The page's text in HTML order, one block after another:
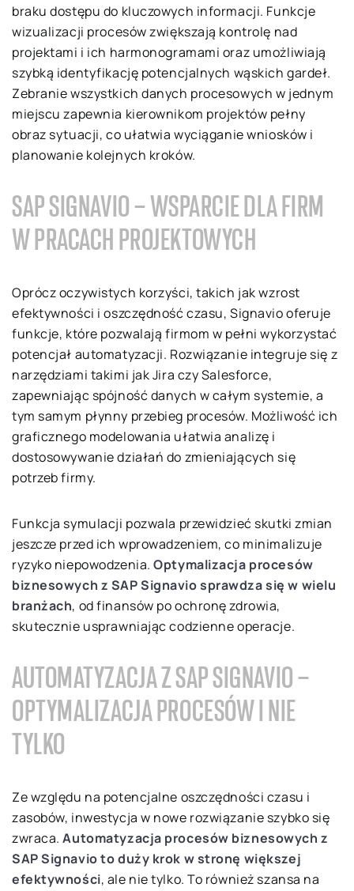
braku dostępu do kluczowych informacji. Funkcje
wizualizacji procesów zwiększają kontrolę nad
projektami i ich harmonogramami oraz umożliwiają
szybką identyfikację potencjalnych wąskich gardeł.
Zebranie wszystkich danych procesowych w jednym
miejscu zapewnia kierownikom projektów pełny
obraz sytuacji, co ułatwia wyciąganie wniosków i
planowanie kolejnych kroków.
SAP SIGNAVIO – WSPARCIE DLA FIRM
W PRACACH PROJEKTOWYCH
Oprócz oczywistych korzyści, takich jak wzrost
efektywności i oszczędność czasu, Signavio oferuje
funkcje, które pozwalają firmom w pełni wykorzystać
potencjał automatyzacji. Rozwiązanie integruje się z
narzędziami takimi jak Jira czy Salesforce,
zapewniając spójność danych w całym systemie, a
tym samym płynny przebieg procesów. Możliwość ich
graficznego modelowania ułatwia analizę i
dostosowywanie działań do zmieniających się
potrzeb firmy.
Funkcja symulacji pozwala przewidzieć skutki zmian
jeszcze przed ich wprowadzeniem, co minimalizuje
ryzyko niepowodzenia.Optymalizacja procesów
biznesowych z SAP Signavio sprawdza się w wielu
branżach, od finansów po ochronę zdrowia,
skutecznie usprawniając codzienne operacje.
AUTOMATYZACJA Z SAP SIGNAVIO –
OPTYMALIZACJA PROCESÓW I NIE
TYLKO
Ze względu na potencjalne oszczędności czasu i
zasobów, inwestycja w nowe rozwiązanie szybko się
zwraca.Automatyzacja procesów biznesowych z
SAP Signavio to duży krok w stronę większej
efektywności, ale nie tylko. To również szansa na